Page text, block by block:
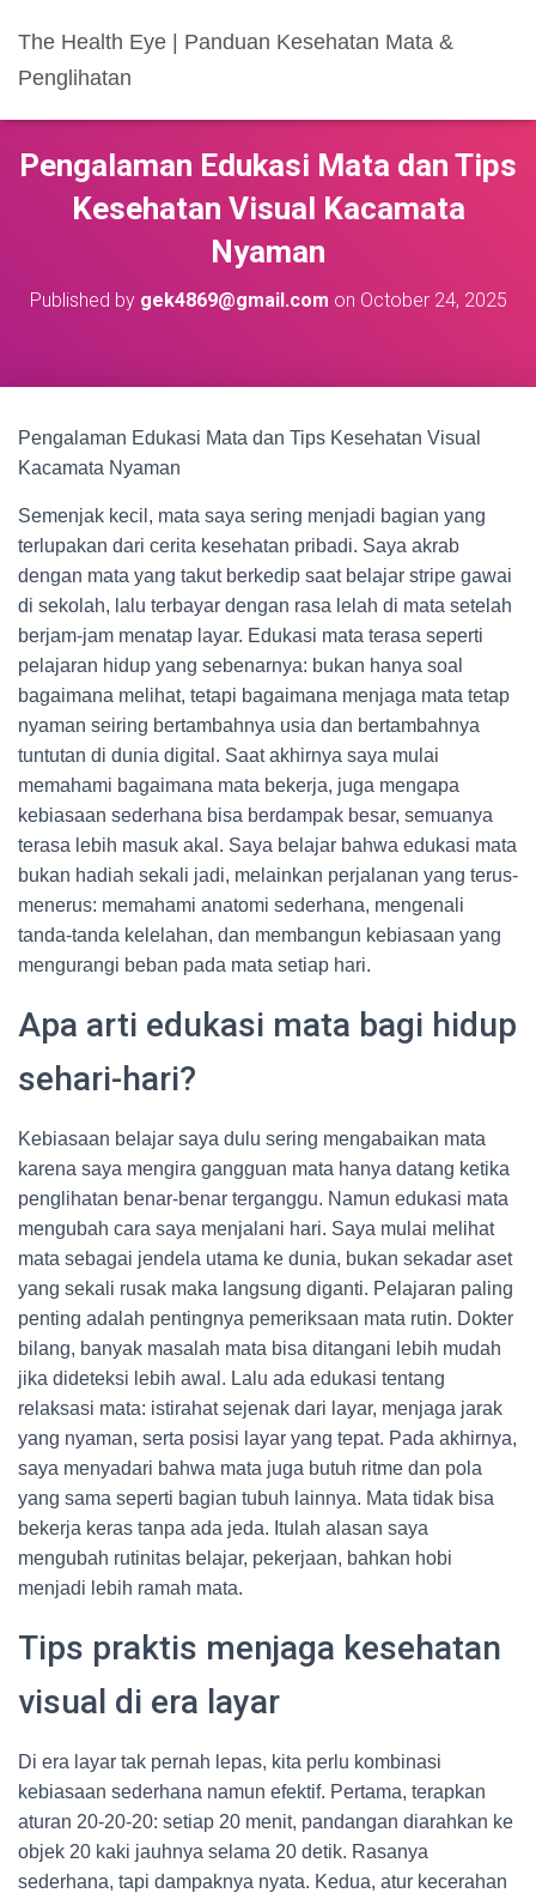
The Health Eye | Panduan Kesehatan Mata &
Penglihatan
Pengalaman Edukasi Mata dan Tips
Kesehatan Visual Kacamata
Nyaman
Published by gek4869@gmail.com on October 24, 2025
Pengalaman Edukasi Mata dan Tips Kesehatan Visual
Kacamata Nyaman
Semenjak kecil, mata saya sering menjadi bagian yang
terlupakan dari cerita kesehatan pribadi. Saya akrab
dengan mata yang takut berkedip saat belajar stripe gawai
di sekolah, lalu terbayar dengan rasa lelah di mata setelah
berjam-jam menatap layar. Edukasi mata terasa seperti
pelajaran hidup yang sebenarnya: bukan hanya soal
bagaimana melihat, tetapi bagaimana menjaga mata tetap
nyaman seiring bertambahnya usia dan bertambahnya
tuntutan di dunia digital. Saat akhirnya saya mulai
memahami bagaimana mata bekerja, juga mengapa
kebiasaan sederhana bisa berdampak besar, semuanya
terasa lebih masuk akal. Saya belajar bahwa edukasi mata
bukan hadiah sekali jadi, melainkan perjalanan yang terus-
menerus: memahami anatomi sederhana, mengenali
tanda-tanda kelelahan, dan membangun kebiasaan yang
mengurangi beban pada mata setiap hari.
Apa arti edukasi mata bagi hidup
sehari-hari?
Kebiasaan belajar saya dulu sering mengabaikan mata
karena saya mengira gangguan mata hanya datang ketika
penglihatan benar-benar terganggu. Namun edukasi mata
mengubah cara saya menjalani hari. Saya mulai melihat
mata sebagai jendela utama ke dunia, bukan sekadar aset
yang sekali rusak maka langsung diganti. Pelajaran paling
penting adalah pentingnya pemeriksaan mata rutin. Dokter
bilang, banyak masalah mata bisa ditangani lebih mudah
jika dideteksi lebih awal. Lalu ada edukasi tentang
relaksasi mata: istirahat sejenak dari layar, menjaga jarak
yang nyaman, serta posisi layar yang tepat. Pada akhirnya,
saya menyadari bahwa mata juga butuh ritme dan pola
yang sama seperti bagian tubuh lainnya. Mata tidak bisa
bekerja keras tanpa ada jeda. Itulah alasan saya
mengubah rutinitas belajar, pekerjaan, bahkan hobi
menjadi lebih ramah mata.
Tips praktis menjaga kesehatan
visual di era layar
Di era layar tak pernah lepas, kita perlu kombinasi
kebiasaan sederhana namun efektif. Pertama, terapkan
aturan 20-20-20: setiap 20 menit, pandangan diarahkan ke
objek 20 kaki jauhnya selama 20 detik. Rasanya
sederhana, tapi dampaknya nyata. Kedua, atur kecerahan